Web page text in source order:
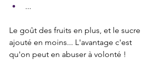
...
Le goût des fruits en plus, et le sucre
ajouté en moins... L'avantage c'est
qu'on peut en abuser à volonté !